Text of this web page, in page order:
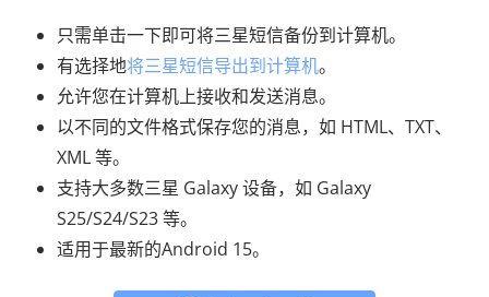
只需单击一下即可将三星短信备份到计算机。
有选择地将三星短信导出到计算机。
允许您在计算机上接收和发送消息。
以不同的文件格式保存您的消息，如 HTML、TXT、
XML 等。
支持大多数三星 Galaxy 设备，如 Galaxy
S25/S24/S23 等。
适用于最新的Android 15。